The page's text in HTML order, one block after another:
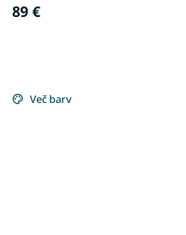
89 €
Več barv